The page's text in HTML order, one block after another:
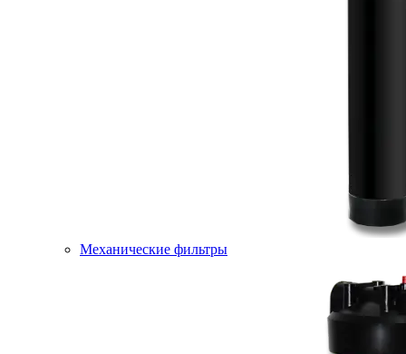
Механические фильтры